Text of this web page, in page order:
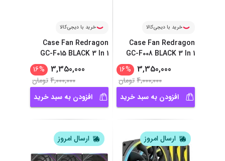
خرید با دیجی‌کالا
Case Fan Redragon
GC-F008 BLACK 3 In 1
3,350,000
%
16
4,000,000تومان
افزودن به سبد خرید
خرید با دیجی‌کالا
Case Fan Redragon
GC-F015 BLACK 3 In 1
3,350,000
%
16
4,000,000تومان
افزودن به سبد خرید
ارسال امروز ارسال امروز